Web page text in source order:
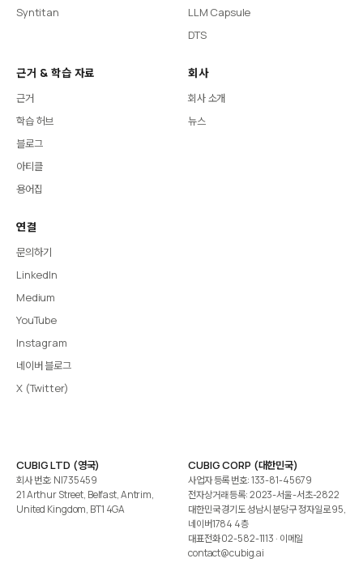
Syntitan
LLM Capsule
DTS
근거 & 학습 자료
근거
학습 허브
블로그
아티클
용어집
회사
회사 소개
뉴스
연결
문의하기
LinkedIn
Medium
YouTube
Instagram
네이버 블로그
X (Twitter)
CUBIG LTD (영국)
회사 번호: NI735459
21 Arthur Street, Belfast, Antrim,
United Kingdom, BT1 4GA
CUBIG CORP (대한민국)
사업자 등록 번호: 133-81-45679
전자상거래 등록: 2023-서울-서초-2822
대한민국 경기도 성남시 분당구 정자일로 95,
네이버1784 4층
대표전화02-582-1113 · 이메일
contact@cubig.ai